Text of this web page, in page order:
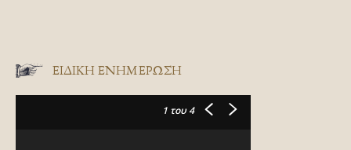
ΕΙΔΙΚΉ ΕΝΗΜΈΡΩΣΗ
1 του 4